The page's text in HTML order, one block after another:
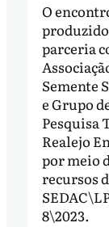
O
parceria
Semente
e Grupo
Pesquisa
Realejo
por meio
recursos
8\2023.